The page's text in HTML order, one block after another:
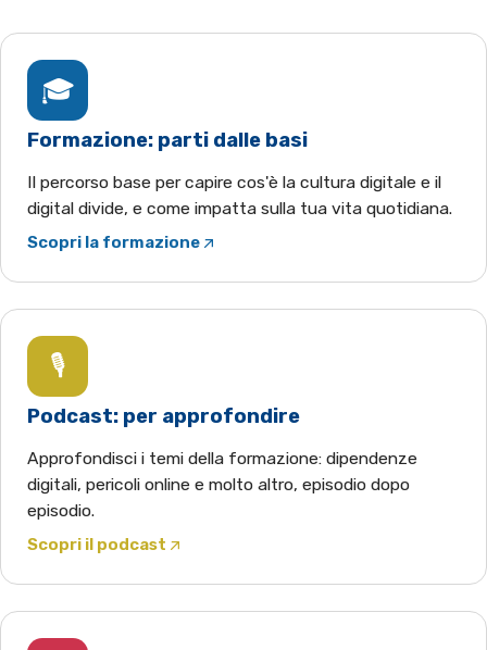
🎓
Formazione: parti dalle basi
Il percorso base per capire cos'è la cultura digitale e il
digital divide, e come impatta sulla tua vita quotidiana.
Scopri la formazione
(apre YouTube in una nuova scheda)
🎙️
Podcast: per approfondire
Approfondisci i temi della formazione: dipendenze
digitali, pericoli online e molto altro, episodio dopo
episodio.
Scopri il podcast
(apre Spotify in una nuova scheda)